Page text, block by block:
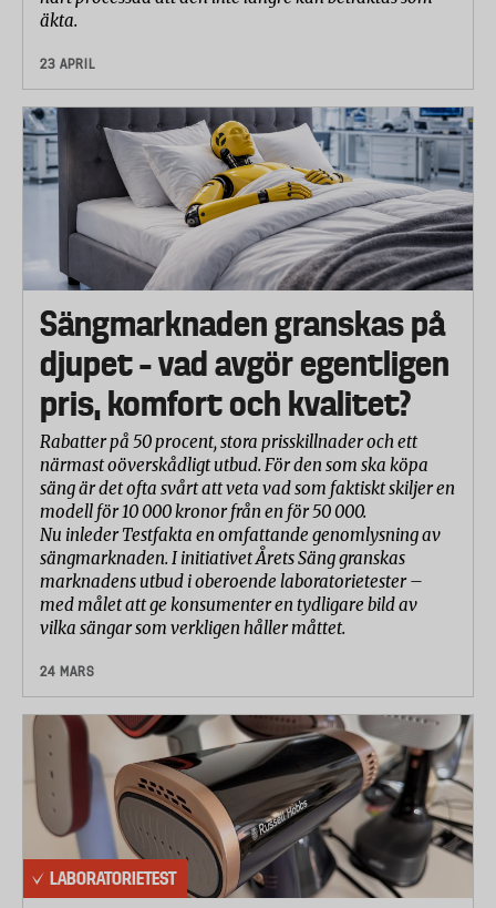
äkta.
23 APRIL
Sängmarknaden granskas på
djupet – vad avgör egentligen
pris, komfort och kvalitet?
Rabatter på 50 procent, stora prisskillnader och ett
närmast oöverskådligt utbud. För den som ska köpa
säng är det ofta svårt att veta vad som faktiskt skiljer en
modell för 10 000 kronor från en för 50 000.
Nu inleder Testfakta en omfattande genomlysning av
sängmarknaden. I initiativet Årets Säng granskas
marknadens utbud i oberoende laboratorietester –
med målet att ge konsumenter en tydligare bild av
vilka sängar som verkligen håller måttet.
24 MARS
LABORATORIETEST